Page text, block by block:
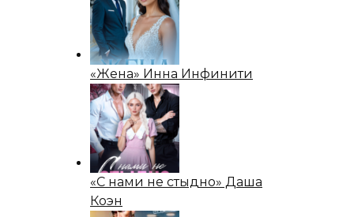
«Жена» Инна Инфинити
«С нами не стыдно» Даша
Коэн